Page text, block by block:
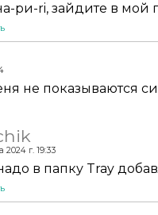
ри-ri, зайдите в мой
не показываются
2024 г. 19:33
в папку Tray